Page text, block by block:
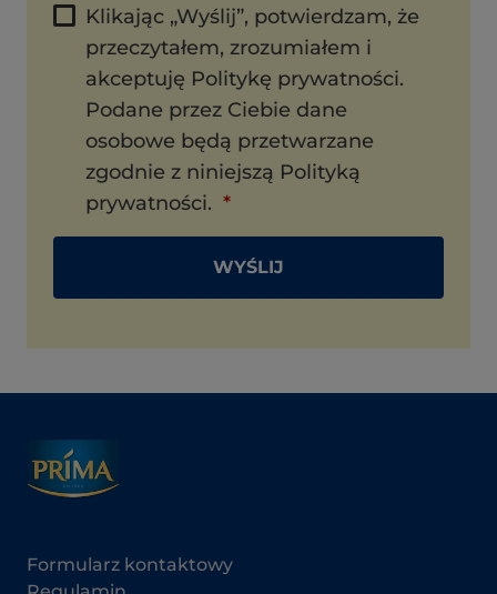
Klikając „Wyślij”, potwierdzam, że
przeczytałem, zrozumiałem i
akceptuję Politykę prywatności.
Podane przez Ciebie dane
osobowe będą przetwarzane
zgodnie z niniejszą Polityką
prywatności.
WYŚLIJ
Formularz kontaktowy